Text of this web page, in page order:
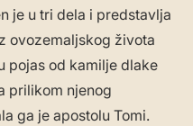
je u tri dela i predstavlja
ovozemaljskog života
pojas od kamilje dlake
prilikom njenog
ga je apostolu Tomi.